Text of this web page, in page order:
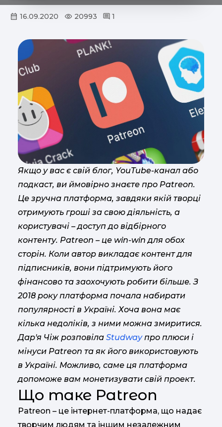
16.09.2020 20993 1
Якщо у вас є свій блог, YouTube-канал або
подкаст, ви ймовірно знаєте про Patreon.
Це зручна платформа, завдяки якій творці
отримують гроші за свою діяльність, а
користувачі – доступ до відбірного
контенту. Patreon – це win-win для обох
сторін. Коли автор викладає контент для
підписників, вони підтримують його
фінансово та заохочують робити більше. З
2018 року платформа почала набирати
популярності в Україні. Хоча вона має
кілька недоліків, з ними можна змиритися.
Дар'я Чіж розповіла Studway про плюси і
мінуси Patreon та як його використовують
в Україні. Можливо, саме ця платформа
допоможе вам монетизувати свій проект.
Що таке Patreon
Patreon – це інтернет-платформа, що надає
творчим людям та іншим незалежним